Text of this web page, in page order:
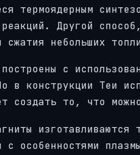
термоядерным
Другой
небольших
с
в конструкции Теи
создать то, что
с особенностями